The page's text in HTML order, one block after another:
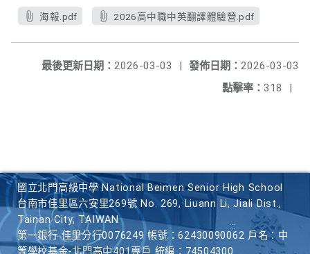
海報.pdf 2026高中職中英翻譯體驗營.pdf
發佈日期： 2026-03-03
最後更新日期： 2026-03-03
|
點擊率： 318 |
國立北門高級中學 National Beimen Senior High School
台南市佳里區六安里269號 No. 269, Liuann Li, Jiali Dist.,
Tainan City, TAIWAN
第一銀行 佳里分行0076249 帳號：62430090062 戶名：中
等學校基金-北門高中401專戶 統編：74504300